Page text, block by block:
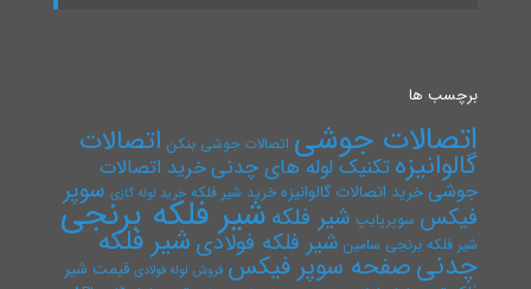
برچسب ها
اتصالات جوشی اتصالات جوشی بنکن اتصالات
گالوانیزهتکنیک لوله های چدنیخرید اتصالات
جوشیخرید اتصالات گالوانیزه خرید شیر فلکه خرید لوله گازی سوپر
فیکس سوپرپایپ شیر فلکه شیر فلکه برنجی
شیر فلکه برنجی سامین شیر فلکه فولادی شیر فلکه
چدنیصفحه سوپر فیکس فروش لوله فولادی قیمت شیر